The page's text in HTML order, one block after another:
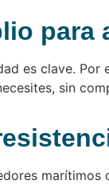
para
es clave. Por
sin